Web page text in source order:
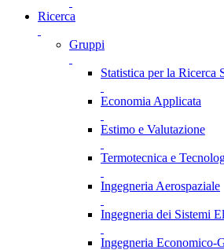
Ricerca
Gruppi
Statistica per la Ricerca
Economia Applicata
Estimo e Valutazione
Termotecnica e
Ingegneria Aerospaziale
Ingegneria dei Sistemi
Ingegneria Economico-